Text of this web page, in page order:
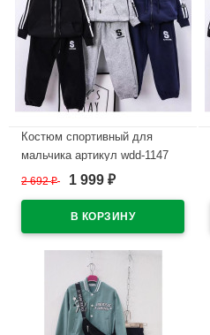
Костюм спортивный для
мальчика артикул wdd-1147
размер 32/128-46/170 цвет
2 692₽ 1 999 ₽